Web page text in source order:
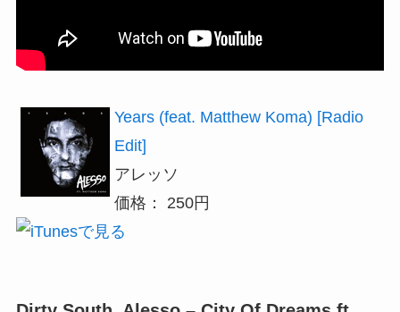
Years (feat. Matthew Koma) [Radio
Edit]
アレッソ
価格： 250円